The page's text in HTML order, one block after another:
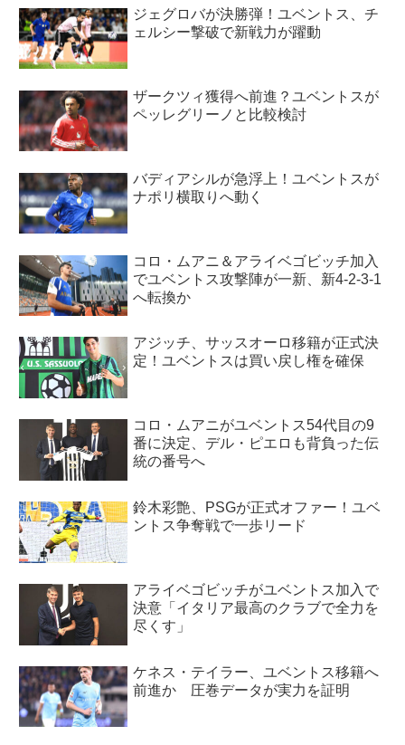
ジェグロバが決勝弾！ユベントス、チ
ェルシー撃破で新戦力が躍動
ザークツィ獲得へ前進？ユベントスが
ペッレグリーノと比較検討
バディアシルが急浮上！ユベントスが
ナポリ横取りへ動く
コロ・ムアニ＆アライベゴビッチ加入
でユベントス攻撃陣が一新、新4-2-3-1
へ転換か
アジッチ、サッスオーロ移籍が正式決
定！ユベントスは買い戻し権を確保
コロ・ムアニがユベントス54代目の9
番に決定、デル・ピエロも背負った伝
統の番号へ
鈴木彩艶、PSGが正式オファー！ユベ
ントス争奪戦で一歩リード
アライベゴビッチがユベントス加入で
決意「イタリア最高のクラブで全力を
尽くす」
ケネス・テイラー、ユベントス移籍へ
前進か 圧巻データが実力を証明